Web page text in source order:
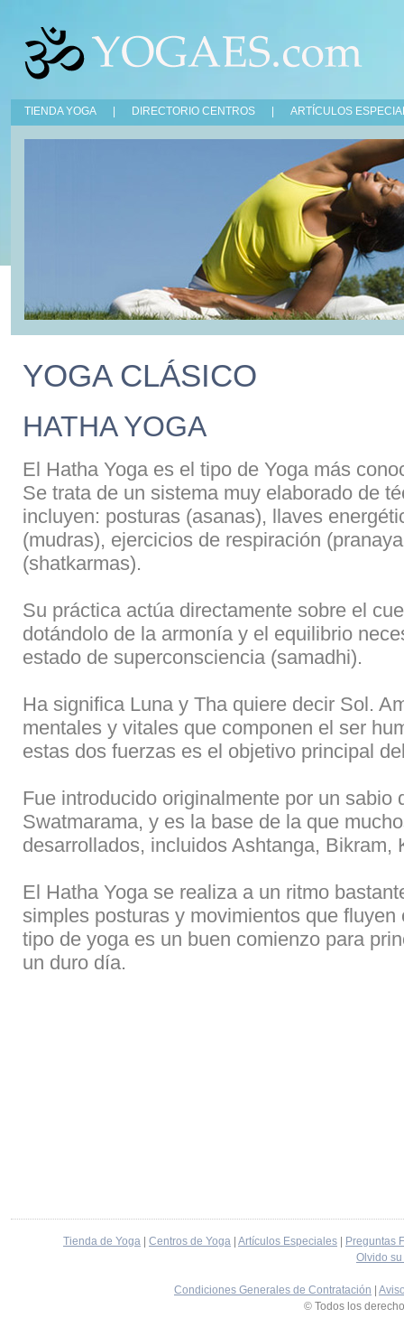
TIENDA YOGA DIRECTORIO CENTROS ARTÍCULOS
YOGA CLÁSICO
HATHA YOGA
El Hatha Yoga es el tipo de Yoga más
Se trata de un sistema muy elaborado de
incluyen: posturas (asanas), llaves
(mudras), ejercicios de respiración
(shatkarmas).
Su práctica actúa directamente sobre el
dotándolo de la armonía y el equilibrio
estado de superconsciencia (samadhi).
Ha significa Luna y Tha quiere decir Sol.
mentales y vitales que componen el ser
estas dos fuerzas es el objetivo principal
Fue introducido originalmente por un sabio
Swatmarama, y es la base de la que
desarrollados, incluidos Ashtanga, Bikram,
El Hatha Yoga se realiza a un ritmo
simples posturas y movimientos que
tipo de yoga es un buen comienzo para
un duro día.
Tienda de Yoga Centros de Yoga Artículos Especiales
Preguntas
Olvido
Condiciones Generales de Contratación
© Todos los